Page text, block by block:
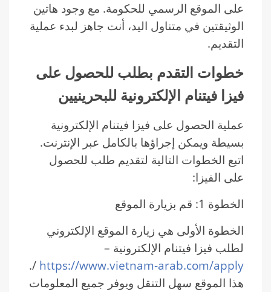
على الموقع الرسمي للحكومة. مع وجود هاتين
الوثيقتين في متناول اليد، أنت جاهز لبدء عملية
التقديم.
خطوات التقدم بطلب للحصول على
فيزا فيتنام الإلكترونية للبحرينيين
عملية الحصول على فيزا فيتنام الإلكترونية
بسيطة ويمكن إجراؤها بالكامل عبر الإنترنت.
اتبع الخطوات التالية لتقديم طلب للحصول
على الفيزا:
الخطوة 1: قم بزيارة الموقع
الخطوة الأولى هي زيارة الموقع الإلكتروني
لطلب فيزا فيتنام الإلكترونية –
https://www.vietnam-arab.com/apply
/.
هذا الموقع سهل التنقل ويوفر جميع المعلومات